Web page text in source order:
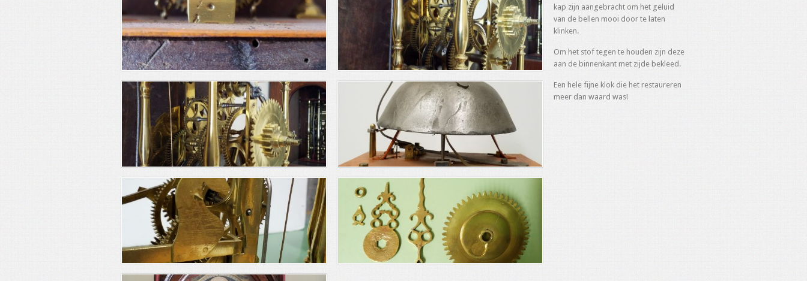
kap zijn aangebracht om het geluid
van de bellen mooi door te laten
klinken.
Om het stof tegen te houden zijn deze
aan de binnenkant met zijde bekleed.
Een hele fijne klok die het restaureren
meer dan waard was!